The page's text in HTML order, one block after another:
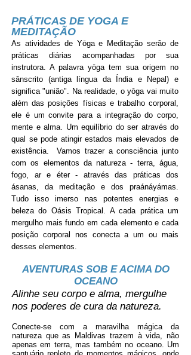
PRÁTICAS DE YOGA E
MEDITAÇÃO
As atividades de Yōga e Meditação serão de
práticas diárias acompanhadas por sua
instrutora. A palavra yōga tem sua origem no
sânscrito (antiga língua da Índia e Nepal) e
significa "união". Na realidade, o yōga vai muito
além das posições físicas e trabalho corporal,
ele é um convite para a integração do corpo,
mente e alma. Um equilíbrio do ser através do
qual se pode atingir estados mais elevados de
existência. Vamos trazer a consciência junto
com os elementos da natureza - terra, água,
fogo, ar e éter - através das práticas dos
ásanas, da meditação e dos praánáyámas.
Tudo isso imerso nas potentes energias e
beleza do Oásis Tropical. A cada prática um
mergulho mais fundo em cada elemento e cada
posição corporal nos conecta a um ou mais
desses elementos.
AVENTURAS SOB E ACIMA DO
OCEANO
Alinhe seu corpo e alma, mergulhe
nos poderes de cura da natureza.
Conecte-se com a maravilha mágica da
natureza que as Maldivas trazem à vida, não
apenas em terra, mas também no oceano. Um